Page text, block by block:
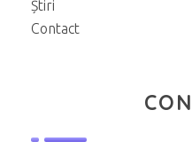
Știri
Contact